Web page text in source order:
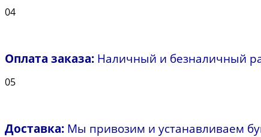
04
Оплата заказа: Наличный и безналичный
05
Доставка: Мы привозим и устанавливаем